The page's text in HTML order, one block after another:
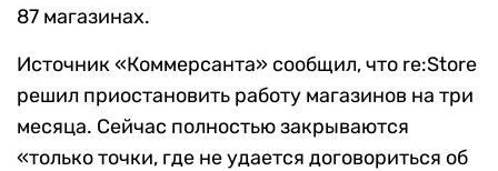
87 магазинах.
Источник «Коммерсанта» сообщил, что re:Store
решил приостановить работу магазинов на три
месяца. Сейчас полностью закрываются
«только точки, где не удается договориться об